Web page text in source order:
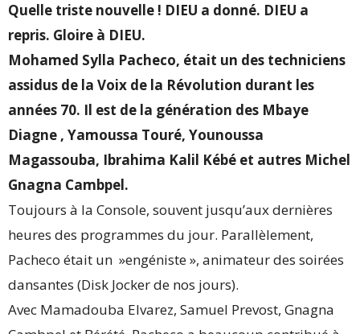
Quelle triste nouvelle ! DIEU a donné. DIEU a
repris. Gloire à DIEU.
Mohamed Sylla Pacheco, était un des techniciens
assidus de la Voix de la Révolution durant les
années 70. Il est de la génération des Mbaye
Diagne , Yamoussa Touré, Younoussa
Magassouba, Ibrahima Kalil Kébé et autres Michel
Gnagna Cambpel.
Toujours à la Console, souvent jusqu’aux dernières
heures des programmes du jour. Parallèlement,
Pacheco était un »engéniste », animateur des soirées
dansantes (Disk Jocker de nos jours).
Avec Mamadouba Elvarez, Samuel Prevost, Gnagna